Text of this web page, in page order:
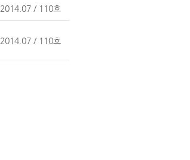
2014.07 / 110호
2014.07 / 110호